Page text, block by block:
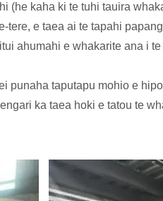
(he kaha ki te tuhi tauira
e taea ai te tapahi
ahumahi e whakarite ana i
taputapu mohio e
ka taea hoki e tatou te